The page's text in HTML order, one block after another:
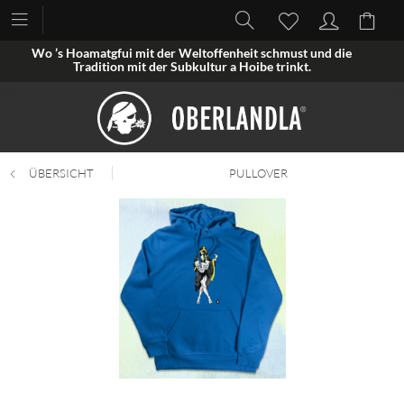
Wo ’s Hoamatgfui mit der Weltoffenheit schmust und die
Tradition mit der Subkultur a Hoibe trinkt.
ÜBERSICHT PULLOVER